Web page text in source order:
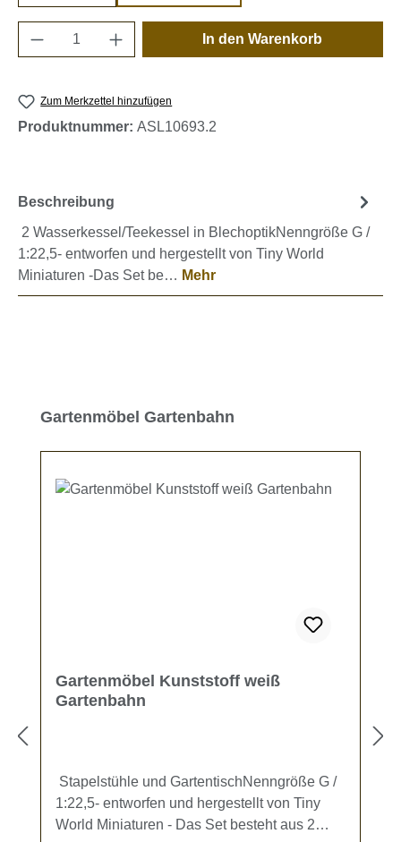
Produkt Anzahl: Gib den gewünschten
In den Warenkorb
Zum Merkzettel hinzufügen
Produktnummer: ASL10693.2
Beschreibung
2 Wasserkessel/Teekessel in BlechoptikNenngröße G /
1:22,5- entworfen und hergestellt von Tiny World
Miniaturen -Das Set be… Mehr
Produktgalerie überspringen
Gartenmöbel Gartenbahn
Gartenmöbel Kunststoff weiß
Gartenbahn
Stapelstühle und GartentischNenngröße G /
1:22,5- entworfen und hergestellt von Tiny
World Miniaturen - Das Set besteht aus 2